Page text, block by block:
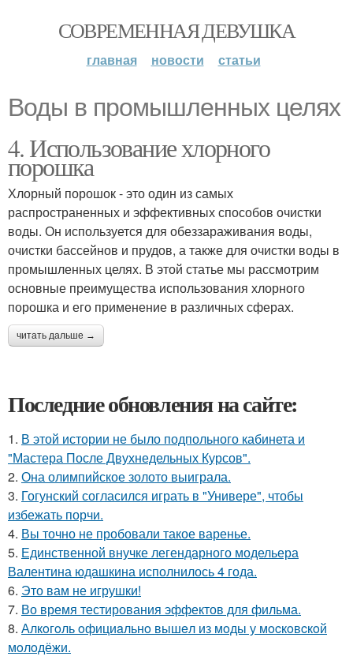
СОВРЕМЕННАЯ ДЕВУШКА
главная новости статьи
Воды в промышленных целях
4. Использование хлорного
порошка
Хлорный порошок - это один из самых
распространенных и эффективных способов очистки
воды. Он используется для обеззараживания воды,
очистки бассейнов и прудов, а также для очистки воды в
промышленных целях. В этой статье мы рассмотрим
основные преимущества использования хлорного
порошка и его применение в различных сферах.
читать дальше →
Последние обновления на сайте:
1. В этой истории не было подпольного кабинета и
"Мастера После Двухнедельных Курсов".
2. Она олимпийское золото выиграла.
3. Гогунский согласился играть в "Универе", чтобы
избежать порчи.
4. Вы точно не пробовали такое варенье.
5. Единственной внучке легендарного модельера
Валентина юдашкина исполнилось 4 года.
6. Это вам не игрушки!
7. Во время тестирования эффектов для фильма.
8. Алкoгoль oфициaльнo вышeл из мoды у мocкoвcкoй
мoлoдёжи.